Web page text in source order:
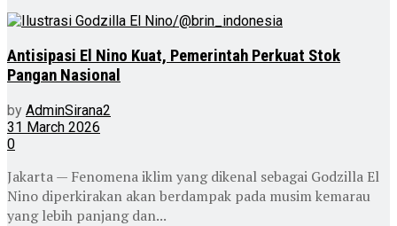
Antisipasi El Nino Kuat, Pemerintah Perkuat Stok
Pangan Nasional
by AdminSirana2
31 March 2026
0
Jakarta — Fenomena iklim yang dikenal sebagai Godzilla El
Nino diperkirakan akan berdampak pada musim kemarau
yang lebih panjang dan...